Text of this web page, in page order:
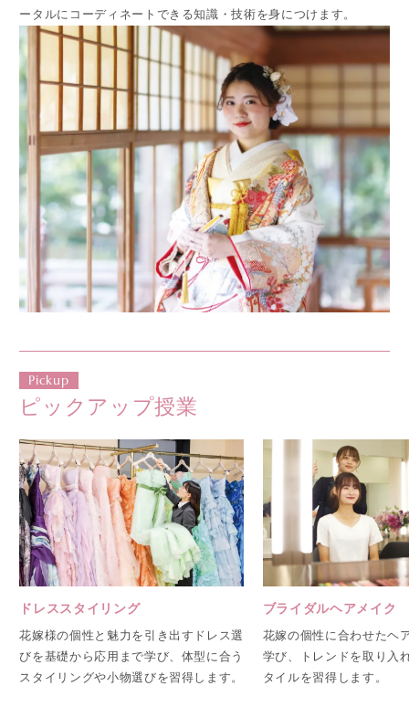
ータルにコーディネートできる知識・技術を身につけます。
Pickup
ピックアップ授業
ドレススタイリング
花嫁様の個性と魅力を引き出すドレス選
びを基礎から応用まで学び、体型に合う
スタイリングや小物選びを習得します。
ブライダルヘアメイク
花嫁の個性に合わせたヘ
学び、トレンドを取り入
タイルを習得します。